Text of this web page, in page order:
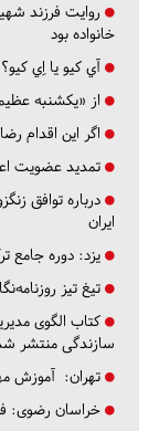
روایت فرزند
خانواده بود
آي كيو يا اِي
از «یکشنبه
اگر این اقدام
تمدید عضویت
درباره توافق
ایران
یزد: دوره جامع
تیغ تیز
کتاب الگوی
سازندگی منتشر
تهران: آموزش
خراسان رضوی: